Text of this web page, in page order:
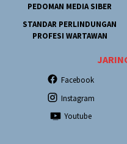
PEDOMAN MEDIA SIBER
STANDAR PERLINDUNGAN
PROFESI WARTAWAN
Facebook
Instagram
Youtube